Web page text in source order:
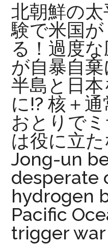
北朝鮮の
験で米国
る！過度
が自暴自
半島と日
に!? 核＋
おとりで
は役に立
Jong-un
desperate
hydrogen
Pacific
trigger war